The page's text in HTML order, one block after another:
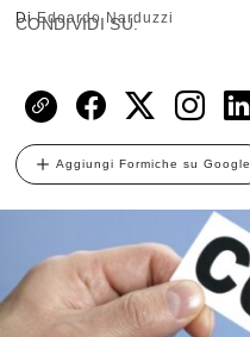
DiEdoardo Narduzzi
CONDIVIDI SU:
Aggiungi Formiche su Google